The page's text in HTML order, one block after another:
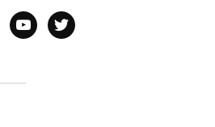
youtubetwitter